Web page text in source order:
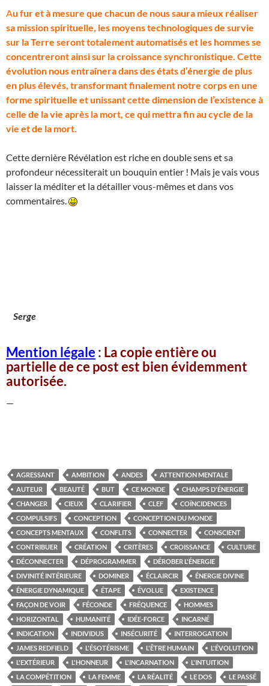
Au fur et à mesure que chacun de nous saura mieux réaliser
sa mission spirituelle, les moyens technologiques de survie
sur la Terre seront totalement automatisés et les hommes se
concentreront ainsi sur la croissance synchronistique. Cette
évolution nous entraînera dans des états d’énergie de plus
en plus élevés, transformant finalement notre corps en une
forme spirituelle et unissant cette dimension de l’existence à
celle de la vie après la mort, ce qui mettra fin au cycle de la
vie et de la mort.
Cette dernière Révélation est riche en double sens et sa
profondeur nécessiterait un bouquin entier ! Mais je vais vous
laisser la méditer et la détailler vous-mêmes et dans vos
commentaires.
Serge
Mention légale : La copie entière ou
partielle de ce post est bien évidemment
autorisée.
—
AGRESSANT AMBITION ANDES
ATTENTION MENTALE
AUTEUR
BEAUTÉ BUT CE MONDE
CHAMPS D'ÉNERGIE
CHANGER
CIEUX CLARIFIER CLEF
COÏNCIDENCES
COMPULSIFS
CONCEPTION
CONCEPTION DU MONDE
CONCEPTS MENTAUX
CONFLITS CONNECTER
CONSCIENT
CONTRIBUER
CRÉATION CRITÈRES CROISSANCE
CULTURE
DÉCONNECTER
DÉPROGRAMMER
DÉROBER L'ÉNERGIE
DIVINITÉ INTÉRIEURE
DOMINER ÉCLAIRCIR
ÉNERGIE DIVINE
ÉNERGIE DYNAMIQUE
ÉTAPE ÉVOLUE
EXISTENCE
FAÇON DE VOIR
FÉCONDE FRÉQUENCE
HOMMES
HORIZONTAL
HUMANITÉ IDÉE-FORCE
INCARNÉ
INDICATION
INDIVIDUS INSÉCURITÉ
INTERROGATION
JAMES REDFIELD
L'ÉSOTÉRISME L'ÊTRE HUMAIN
L'ÉVOLUTION
L'EXTÉRIEUR
L'HONNEUR L'INCARNATION
L'INTUITION
LA COMPÉTITION
LA FEMME LA RÉALITÉ LE DOS
LE PASSÉ